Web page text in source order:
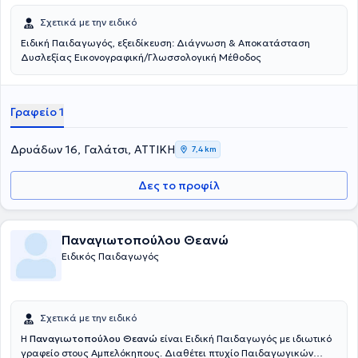
Σχετικά με την ειδικό
Ειδική Παιδαγωγός, εξειδίκευση: Διάγνωση & Αποκατάσταση
Δυσλεξίας Εικονογραφική/Γλωσσολογική Μέθοδος
Γραφείο 1
Δρυάδων 16, Γαλάτσι, ΑΤΤΙΚΗ 7,4 km
Δες το προφίλ
Παναγιωτοπούλου Θεανώ
Ειδικός Παιδαγωγός
Σχετικά με την ειδικό
Η Παναγιωτοπούλου Θεανώ είναι Ειδική Παιδαγωγός με ιδιωτικό
γραφείο στους Αμπελόκηπους. Διαθέτει πτυχίο Παιδαγωγικών